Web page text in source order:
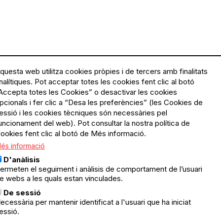
Menú
Legal
Política de privacitat
Avís legal
Política de cookies
organitzadors.
web utilitza cookies pròpies i de tercers amb finalitats
Pot acceptar totes les cookies fent clic al botó
totes les Cookies” o desactivar les cookies
i fer clic a “Desa les preferències” (les Cookies de
i les cookies tècniques són necessàries pel
del web). Pot consultar la nostra política de
fent clic al botó de Més informació.
informació
D'anàlisis
el seguiment i anàlisis de comportament de l’usuari
webs a les quals estan vinculades.
De sessió
per mantenir identificat a l'usuari que ha iniciat